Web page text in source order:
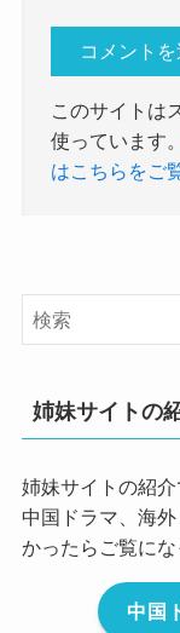
このサイトは
使っています。
はこちらをご
姉妹サイトの
姉妹サイトの紹介
中国ドラマ、海
かったらご覧にな
中国